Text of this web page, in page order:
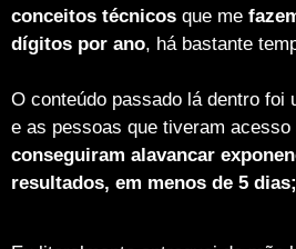
conceitos técnicos que me
dígitos por ano, há bastante
O conteúdo passado lá dentro foi
e as pessoas que tiveram
conseguiram alavancar
resultados, em menos de 5 dias;